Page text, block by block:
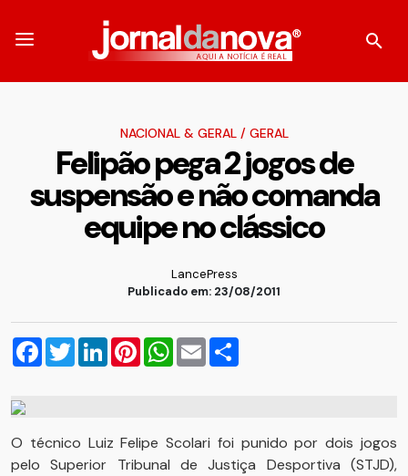
NACIONAL & GERAL/ GERAL
Felipão pega 2 jogos de
suspensão e não comanda
equipe no clássico
LancePress
Publicado em: 23/08/2011
Facebook
TwitterLinkedInPinterestWhatsApp
Email
O técnico Luiz Felipe Scolari foi punido por dois jogos
pelo Superior Tribunal de Justiça Desportiva (STJD),